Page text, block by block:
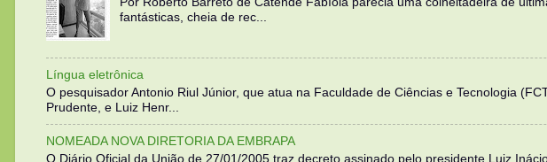
fantásticas, cheia de rec...
Língua eletrônica
O pesquisador Antonio Riul Júnior, que atua na Faculdade de Ciências e Tecnologia
Prudente, e Luiz Henr...
NOMEADA NOVA DIRETORIA DA EMBRAPA
O Diário Oficial da União de 27/01/2005 traz decreto assinado pelo presidente Luiz